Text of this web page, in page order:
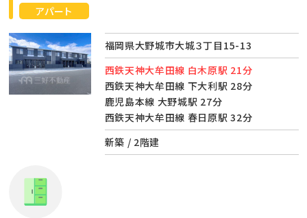
アパート
福岡県大野城市大城３丁目15-13
西鉄天神大牟田線 白木原駅 21分
西鉄天神大牟田線 下大利駅 28分
鹿児島本線 大野城駅 27分
西鉄天神大牟田線 春日原駅 32分
新築 / 2階建